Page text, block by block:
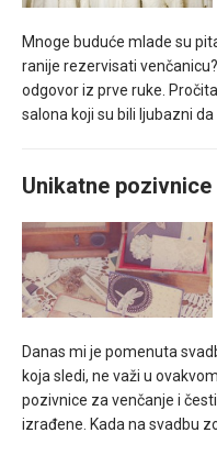
Mnoge buduće mlade su
ranije rezervisati
odgovor iz prve ruke.
salona koji su bili ljubazni
Unikatne
Danas mi je pomenuta
koja sledi, ne važi u
pozivnice za venčanje i
izrađene. Kada na svadbu